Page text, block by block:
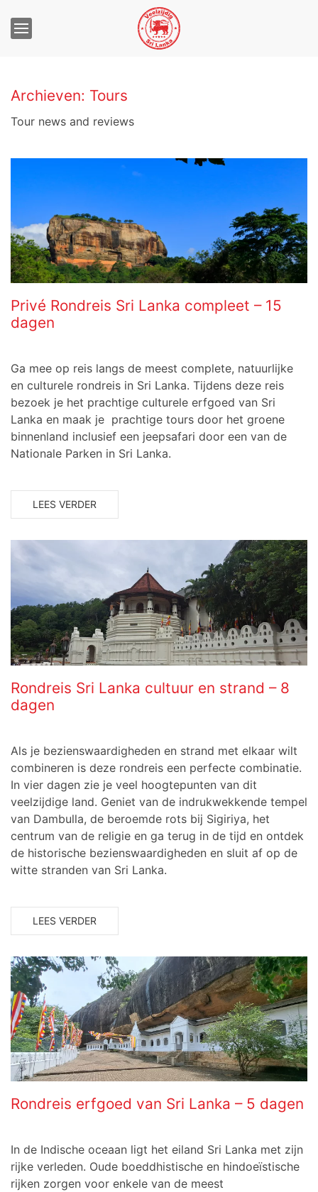
Archieven: Tours
Tour news and reviews
Privé Rondreis Sri Lanka compleet – 15
dagen
Ga mee op reis langs de meest complete, natuurlijke
en culturele rondreis in Sri Lanka. Tijdens deze reis
bezoek je het prachtige culturele erfgoed van Sri
Lanka en maak je prachtige tours door het groene
binnenland inclusief een jeepsafari door een van de
Nationale Parken in Sri Lanka.
LEES VERDER
Rondreis Sri Lanka cultuur en strand – 8
dagen
Als je bezienswaardigheden en strand met elkaar wilt
combineren is deze rondreis een perfecte combinatie.
In vier dagen zie je veel hoogtepunten van dit
veelzijdige land. Geniet van de indrukwekkende tempel
van Dambulla, de beroemde rots bij Sigiriya, het
centrum van de religie en ga terug in de tijd en ontdek
de historische bezienswaardigheden en sluit af op de
witte stranden van Sri Lanka.
LEES VERDER
Rondreis erfgoed van Sri Lanka – 5 dagen
In de Indische oceaan ligt het eiland Sri Lanka met zijn
rijke verleden. Oude boeddhistische en hindoeïstische
rijken zorgen voor enkele van de meest